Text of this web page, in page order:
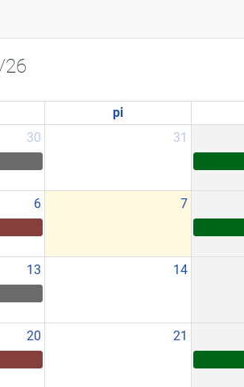
26
pi
30 31
6 7
13 14
20 21